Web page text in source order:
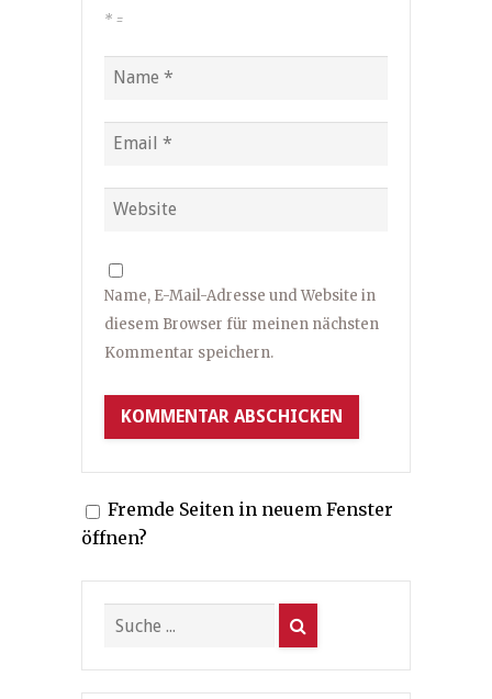
* =
Name, E-Mail-Adresse und Website in
diesem Browser für meinen nächsten
Kommentar speichern.
Fremde Seiten in neuem Fenster
öffnen?